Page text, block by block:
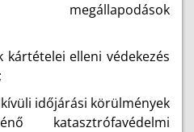
megállapodások
kártételei elleni védekezés
időjárási körülmények
katasztrófavédelmi